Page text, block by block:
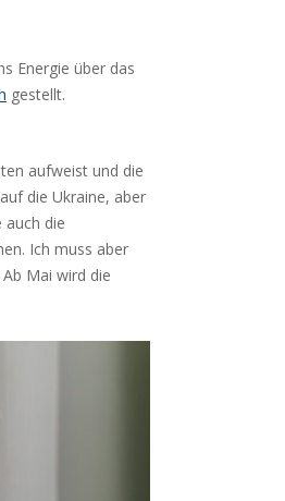
Energie über das
gestellt.
aufweist und die
die Ukraine, aber
auch die
Ich muss aber
Mai wird die